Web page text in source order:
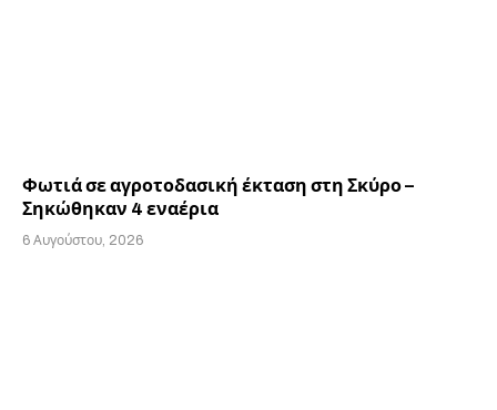
Φωτιά σε αγροτοδασική έκταση στη Σκύρο –
Σηκώθηκαν 4 εναέρια
6 Αυγούστου, 2026